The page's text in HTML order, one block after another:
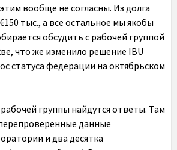
вообще не согласны. Из долга
тыс., а все остальное мы якобы
обсудить с рабочей группой
что же изменило решение IBU
статуса федерации на октябрьском
группы найдутся ответы. Там
данные
и два десятка